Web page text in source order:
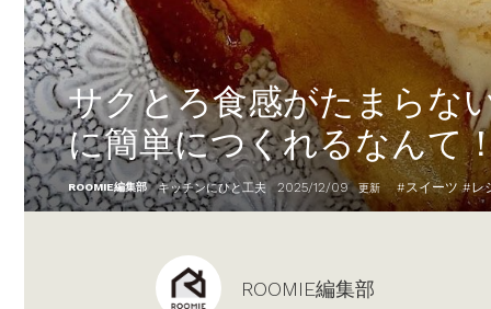
サクとろ食感がたまらな
に簡単につくれるなんて
ROOMIE編集部 キッチンにひと工夫 2025/12/09 更新 #スイーツ #レ
ROOMIE編集部